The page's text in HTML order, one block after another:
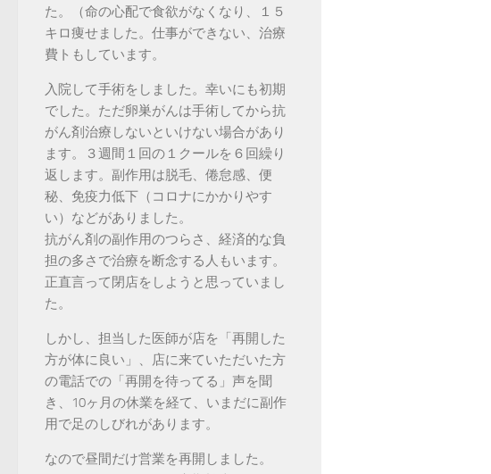
た。（命の心配で食欲がなくなり、１５
キロ痩せました。仕事ができない、治療
費トもしています。
入院して手術をしました。幸いにも初期
でした。ただ卵巣がんは手術してから抗
がん剤治療しないといけない場合があり
ます。３週間１回の１クールを６回繰り
返します。副作用は脱毛、倦怠感、便
秘、免疫力低下（コロナにかかりやす
い）などがありました。
抗がん剤の副作用のつらさ、経済的な負
担の多さで治療を断念する人もいます。
正直言って閉店をしようと思っていまし
た。
しかし、担当した医師が店を「再開した
方が体に良い」、店に来ていただいた方
の電話での「再開を待ってる」声を聞
き、10ヶ月の休業を経て、いまだに副作
用で足のしびれがあります。
なので昼間だけ営業を再開しました。